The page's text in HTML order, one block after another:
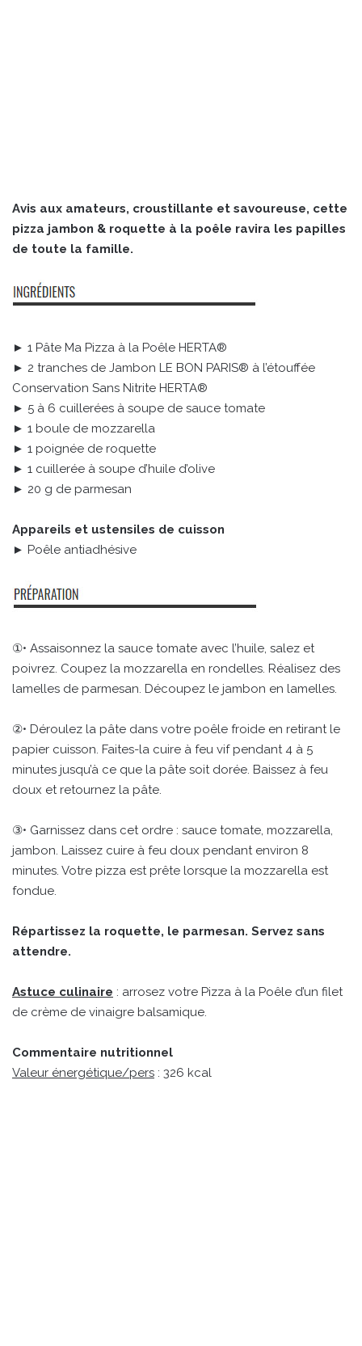
Avis aux amateurs, croustillante et savoureuse, cette
pizza jambon & roquette à la poêle ravira les papilles
de toute la famille.
► 1 Pâte Ma Pizza à la Poêle HERTA®
► 2 tranches de Jambon LE BON PARIS® à l’étouffée
Conservation Sans Nitrite HERTA®
► 5 à 6 cuillerées à soupe de sauce tomate
► 1 boule de mozzarella
► 1 poignée de roquette
► 1 cuillerée à soupe d’huile d’olive
► 20 g de parmesan
Appareils et ustensiles de cuisson
► Poêle antiadhésive
①• Assaisonnez la sauce tomate avec l’huile, salez et
poivrez. Coupez la mozzarella en rondelles. Réalisez des
lamelles de parmesan. Découpez le jambon en lamelles.
②• Déroulez la pâte dans votre poêle froide en retirant le
papier cuisson. Faites-la cuire à feu vif pendant 4 à 5
minutes jusqu’à ce que la pâte soit dorée. Baissez à feu
doux et retournez la pâte.
③• Garnissez dans cet ordre : sauce tomate, mozzarella,
jambon. Laissez cuire à feu doux pendant environ 8
minutes. Votre pizza est prête lorsque la mozzarella est
fondue.
Répartissez la roquette, le parmesan. Servez sans
attendre.
Astuce culinaire : arrosez votre Pizza à la Poêle d’un filet
de crème de vinaigre balsamique.
Commentaire nutritionnel
Valeur énergétique/pers : 326 kcal